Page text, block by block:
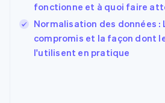
fonctionne et à quoi faire
Normalisation des données :
compromis et la façon dont
l'utilisent en pratique
FrançaisEnglish
Gibraltar
English
Grèce